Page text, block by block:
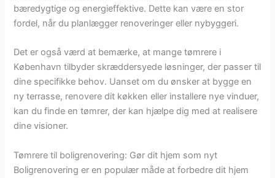
bæredygtige og energieffektive. Dette kan være en stor
fordel, når du planlægger renoveringer eller nybyggeri.
Det er også værd at bemærke, at mange tømrere i
København tilbyder skræddersyede løsninger, der passer til
dine specifikke behov. Uanset om du ønsker at bygge en
ny terrasse, renovere dit køkken eller installere nye vinduer,
kan du finde en tømrer, der kan hjælpe dig med at realisere
dine visioner.
Tømrere til boligrenovering: Gør dit hjem som nyt
Boligrenovering er en populær måde at forbedre dit hjem